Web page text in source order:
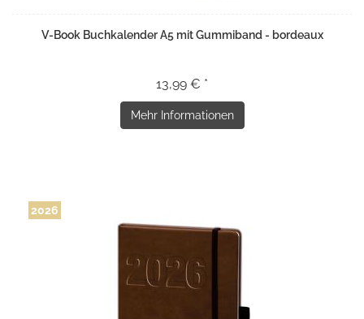
V-Book Buchkalender A5 mit Gummiband - bordeaux
13,99 € *
Mehr Informationen
2026